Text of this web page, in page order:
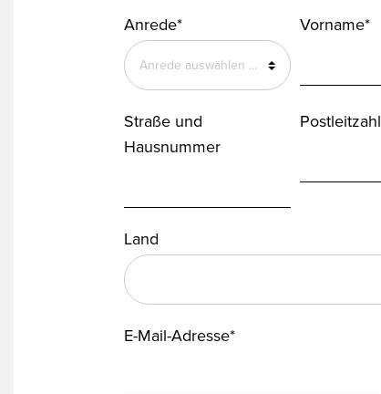
Anrede* Vorname*
Straße und
Hausnummer
Postleitzahl
Land
E-Mail-Adresse*